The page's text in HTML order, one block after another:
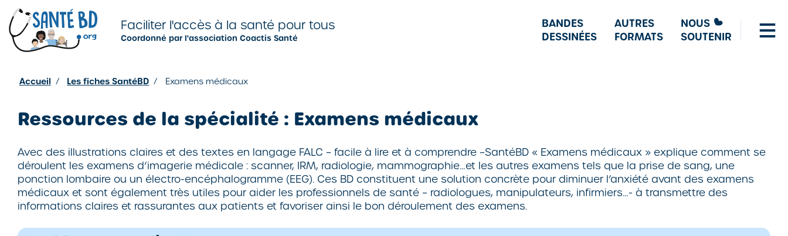
Je configure mes cookies
Faciliter l'accès à la santé pour tous
Coordonné par l'association Coactis Santé
BANDES
DESSINÉES
AUTRES
FORMATS
NOUS
SOUTENIR
Accueil / Les fiches SantéBD / Examens médicaux
Ressources de la spécialité : Examens médicaux
Avec des illustrations claires et des textes en langage FALC – facile à lire et à comprendre –SantéBD « Examens médicaux » explique comment se
déroulent les examens d’imagerie médicale : scanner, IRM, radiologie, mammographie…et les autres examens tels que la prise de sang, une
ponction lombaire ou un électro-encéphalogramme (EEG). Ces BD constituent une solution concrète pour diminuer l’anxiété avant des examens
médicaux et sont également très utiles pour aider les professionnels de santé – radiologues, manipulateurs, infirmiers…- à transmettre des
informations claires et rassurantes aux patients et favoriser ainsi le bon déroulement des examens.